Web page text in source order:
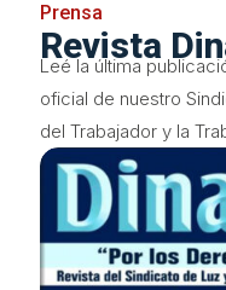
Prensa
Revista
Leé la última
oficial de nuestro
del Trabajador y la